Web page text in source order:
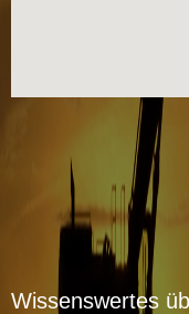
Wissenswertes